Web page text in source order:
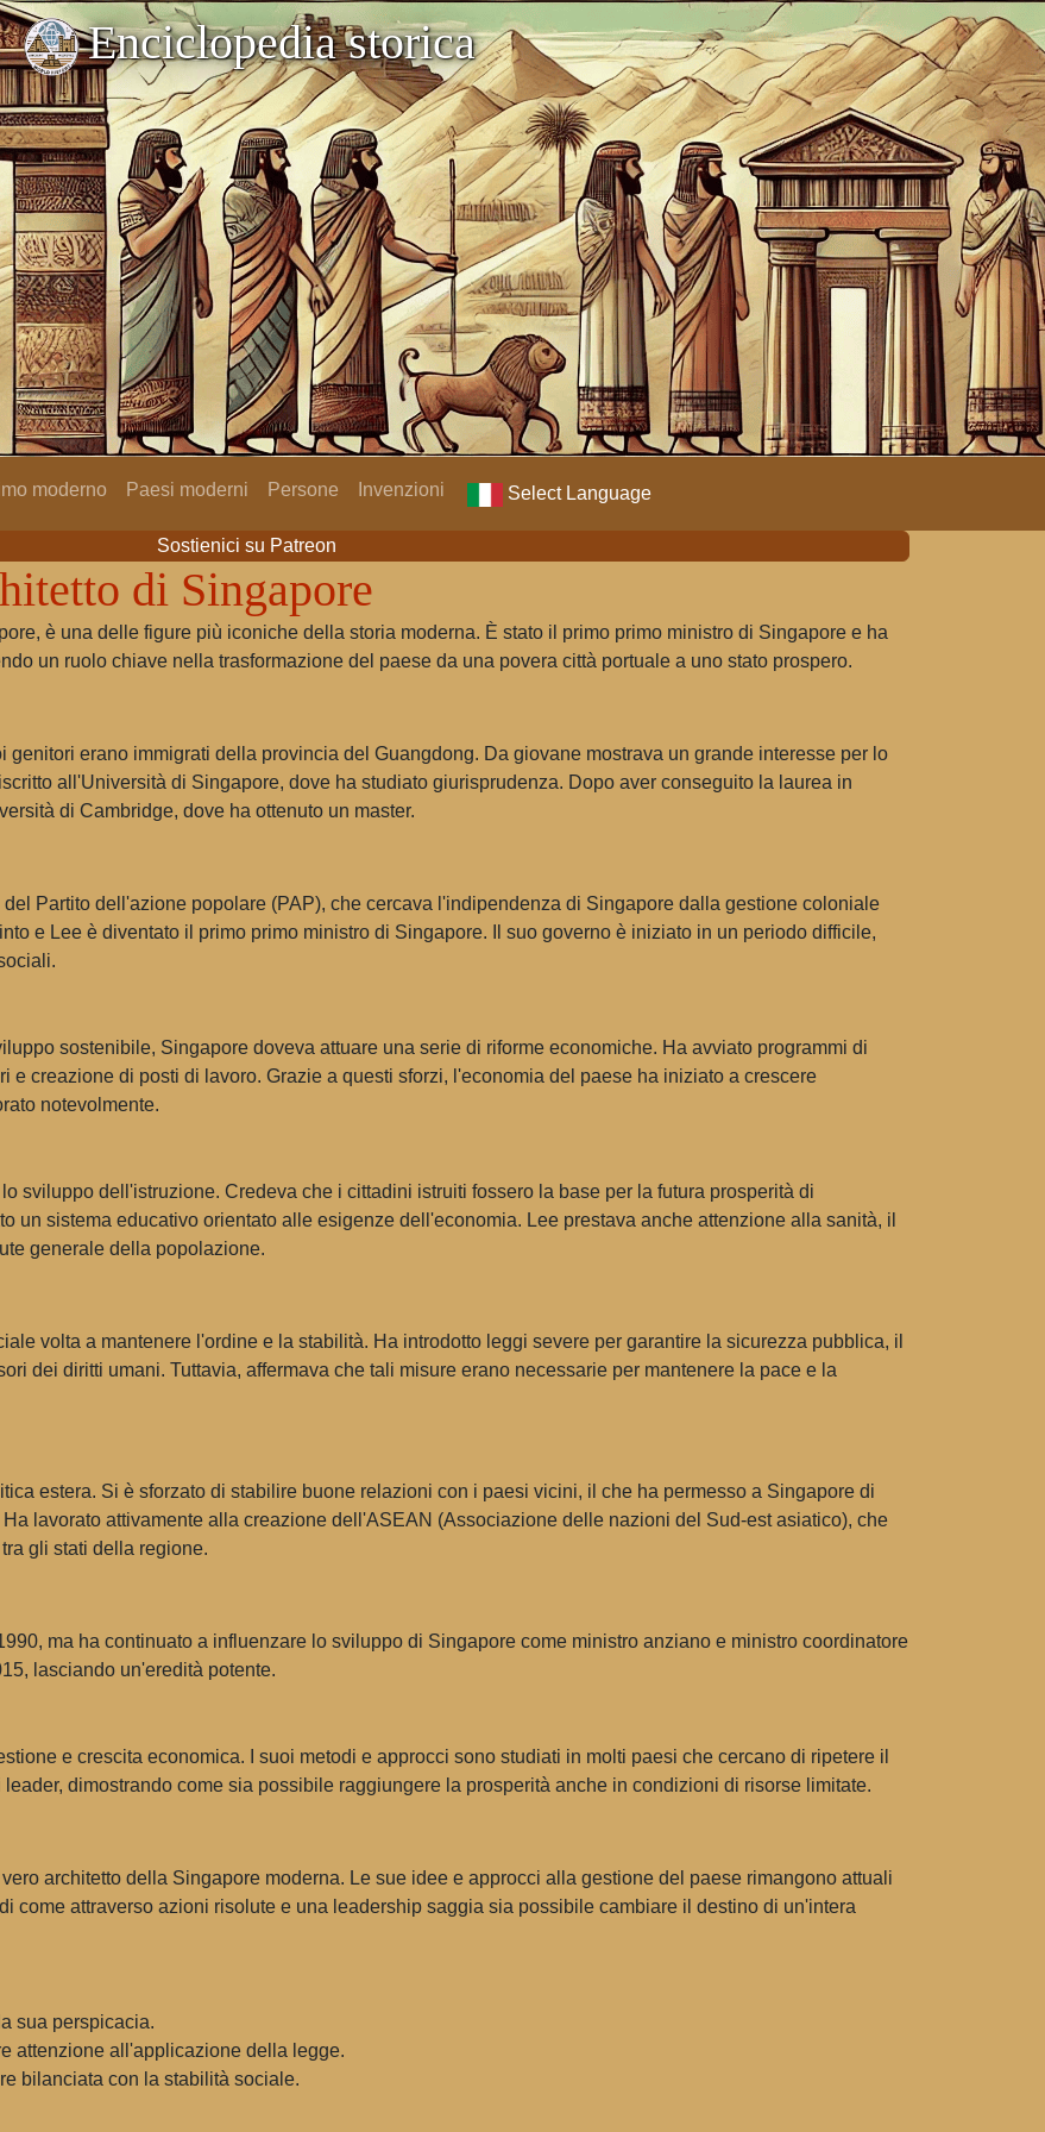
Enciclopedia storica
moderno Paesi moderni Persone Invenzioni Select Language
Sostienici su Patreon
di Singapore
è una delle figure più iconiche della storia moderna. È stato il primo primo ministro di Singapore e ha
un ruolo chiave nella trasformazione del paese da una povera città portuale a uno stato prospero.
genitori erano immigrati della provincia del Guangdong. Da giovane mostrava un grande interesse per lo
all'Università di Singapore, dove ha studiato giurisprudenza. Dopo aver conseguito la laurea in
di Cambridge, dove ha ottenuto un master.
Partito dell'azione popolare (PAP), che cercava l'indipendenza di Singapore dalla gestione coloniale
e Lee è diventato il primo primo ministro di Singapore. Il suo governo è iniziato in un periodo difficile,
sostenibile, Singapore doveva attuare una serie di riforme economiche. Ha avviato programmi di
e creazione di posti di lavoro. Grazie a questi sforzi, l'economia del paese ha iniziato a crescere
notevolmente.
sviluppo dell'istruzione. Credeva che i cittadini istruiti fossero la base per la futura prosperità di
un sistema educativo orientato alle esigenze dell'economia. Lee prestava anche attenzione alla sanità, il
generale della popolazione.
volta a mantenere l'ordine e la stabilità. Ha introdotto leggi severe per garantire la sicurezza pubblica, il
dei diritti umani. Tuttavia, affermava che tali misure erano necessarie per mantenere la pace e la
estera. Si è sforzato di stabilire buone relazioni con i paesi vicini, il che ha permesso a Singapore di
lavorato attivamente alla creazione dell'ASEAN (Associazione delle nazioni del Sud-est asiatico), che
gli stati della regione.
ma ha continuato a influenzare lo sviluppo di Singapore come ministro anziano e ministro coordinatore
lasciando un'eredità potente.
e crescita economica. I suoi metodi e approcci sono studiati in molti paesi che cercano di ripetere il
dimostrando come sia possibile raggiungere la prosperità anche in condizioni di risorse limitate.
architetto della Singapore moderna. Le sue idee e approcci alla gestione del paese rimangono attuali
come attraverso azioni risolute e una leadership saggia sia possibile cambiare il destino di un'intera
sua perspicacia.
attenzione all'applicazione della legge.
bilanciata con la stabilità sociale.